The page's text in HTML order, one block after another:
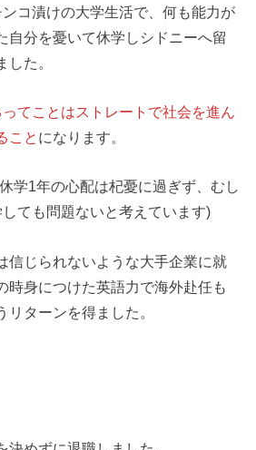
コ漬けの大学生活で、何も能力が
自分を憂いて休学しシドニーへ留
た。
てことはストレートで社会を進ん
こと になります。
学1年の心配は杞憂に過ぎず、むし
ても問題ないと考えています)
信じられないような大手企業に就
時身につけた英語力で海外赴任も
ターンを得ました。